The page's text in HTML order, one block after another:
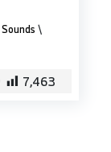
Sounds\
7,463